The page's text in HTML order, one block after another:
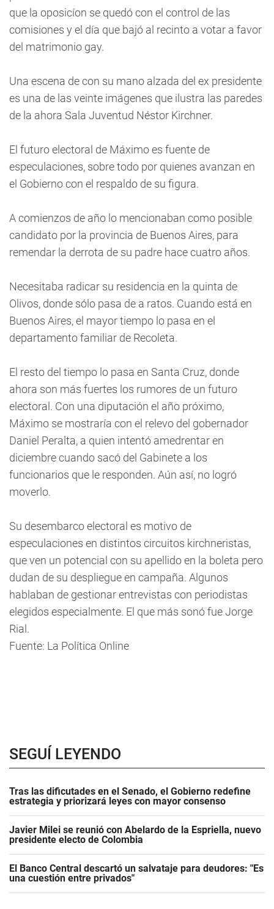
que la oposicíon se quedó con el control de las
comisiones y el día que bajó al recinto a votar a favor
del matrimonio gay.
Una escena de con su mano alzada del ex presidente
es una de las veinte imágenes que ilustra las paredes
de la ahora Sala Juventud Néstor Kirchner.
El futuro electoral de Máximo es fuente de
especulaciones, sobre todo por quienes avanzan en
el Gobierno con el respaldo de su figura.
A comienzos de año lo mencionaban como posible
candidato por la provincia de Buenos Aires, para
remendar la derrota de su padre hace cuatro años.
Necesitaba radicar su residencia en la quinta de
Olivos, donde sólo pasa de a ratos. Cuando está en
Buenos Aires, el mayor tiempo lo pasa en el
departamento familiar de Recoleta.
El resto del tiempo lo pasa en Santa Cruz, donde
ahora son más fuertes los rumores de un futuro
electoral. Con una diputación el año próximo,
Máximo se mostraría con el relevo del gobernador
Daniel Peralta, a quien intentó amedrentar en
diciembre cuando sacó del Gabinete a los
funcionarios que le responden. Aún así, no logró
moverlo.
Su desembarco electoral es motivo de
especulaciones en distintos circuitos kirchneristas,
que ven un potencial con su apellido en la boleta pero
dudan de su despliegue en campaña. Algunos
hablaban de gestionar entrevistas con periodistas
elegidos especialmente. El que más sonó fue Jorge
Rial.
Fuente: La Política Online
SEGUÍ LEYENDO
Tras las dificutades en el Senado, el Gobierno redefine
estrategia y priorizará leyes con mayor consenso
Javier Milei se reunió con Abelardo de la Espriella, nuevo
presidente electo de Colombia
El Banco Central descartó un salvataje para deudores: "Es
una cuestión entre privados"